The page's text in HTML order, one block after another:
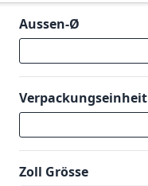
Aussen-Ø
Verpackungseinheit
Zoll Grösse